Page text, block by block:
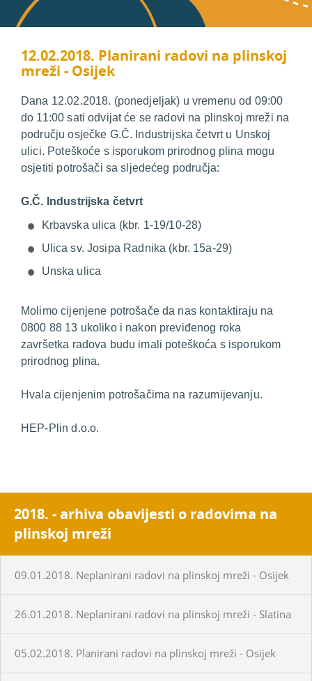
12.02.2018. Planirani radovi na plinskoj
mreži - Osijek
Dana 12.02.2018. (ponedjeljak) u vremenu od 09:00
do 11:00 sati odvijat će se radovi na plinskoj mreži na
području osječke G.Č. Industrijska četvrt u Unskoj
ulici. Poteškoće s isporukom prirodnog plina mogu
osjetiti potrošači sa sljedećeg područja:
G.Č. Industrijska četvrt
Krbavska ulica (kbr. 1-19/10-28)
Ulica sv. Josipa Radnika (kbr. 15a-29)
Unska ulica
Molimo cijenjene potrošače da nas kontaktiraju na
0800 88 13 ukoliko i nakon previđenog roka
završetka radova budu imali poteškoća s isporukom
prirodnog plina.
Hvala cijenjenim potrošačima na razumijevanju.
HEP-Plin d.o.o.
2018. - arhiva obavijesti o radovima na
plinskoj mreži
09.01.2018. Neplanirani radovi na plinskoj mreži - Osijek
26.01.2018. Neplanirani radovi na plinskoj mreži - Slatina
05.02.2018. Planirani radovi na plinskoj mreži - Osijek